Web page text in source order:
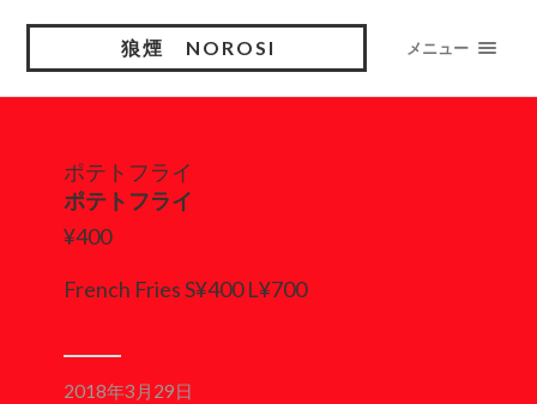
狼煙 NOROSI メニュー
ポテトフライ
ポテトフライ
¥400
French Fries S¥400 L¥700
2018年3月29日